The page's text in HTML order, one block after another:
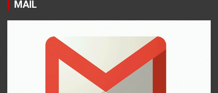
MAIL